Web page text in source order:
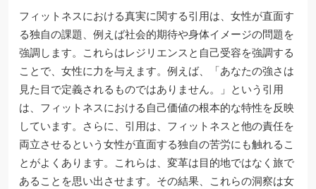
フィットネスにおける真実に関する引用は、女性が直面す
る独自の課題、例えば社会的期待や身体イメージの問題を
強調します。これらはレジリエンスと自己受容を強調する
ことで、女性に力を与えます。例えば、「あなたの強さは
見た目で定義されるものではありません。」という引用
は、フィットネスにおける自己価値の根本的な特性を反映
しています。さらに、引用は、フィットネスと他の責任を
両立させるという女性が直面する独自の苦労にも触れるこ
とがよくあります。これらは、変革は目的地ではなく旅で
あることを思い出させます。その結果、これらの洞察は女